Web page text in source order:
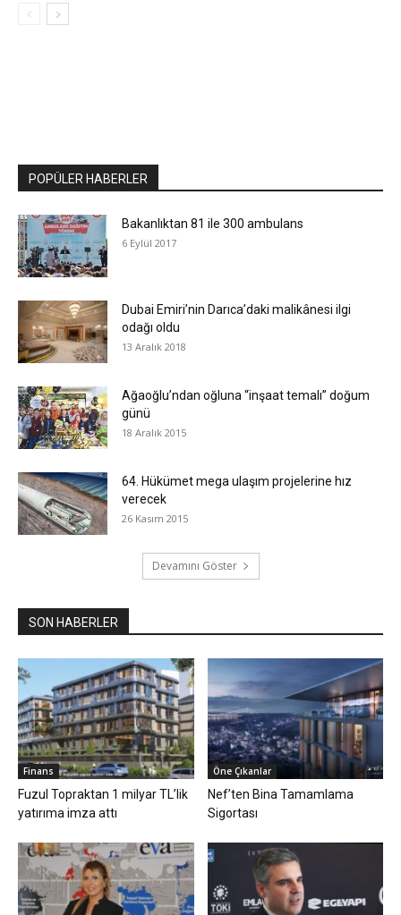
POPÜLER HABERLER
Bakanlıktan 81 ile 300 ambulans
6 Eylül 2017
Dubai Emiri’nin Darıca’daki malikânesi ilgi
odağı oldu
13 Aralık 2018
Ağaoğlu’ndan oğluna “inşaat temalı” doğum
günü
18 Aralık 2015
64. Hükümet mega ulaşım projelerine hız
verecek
26 Kasım 2015
Devamını Göster
SON HABERLER
Finans
Fuzul Topraktan 1 milyar TL’lik
yatırıma imza attı
Öne Çıkanlar
Nef’ten Bina Tamamlama
Sigortası